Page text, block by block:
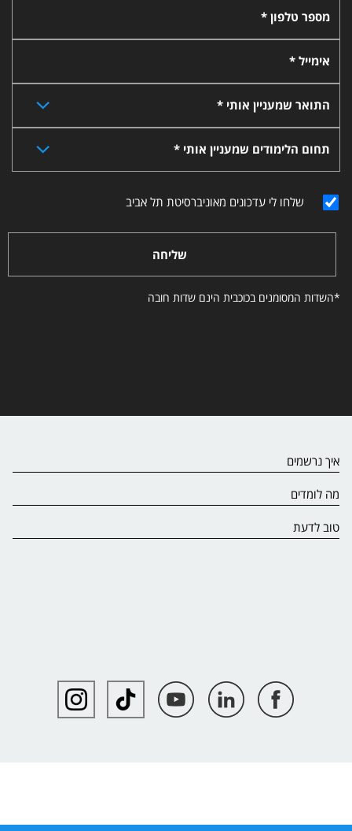
מספר טלפון *
אימייל *
התואר שמעניין אותי *
תחום הלימודים שמעניין אותי *
שלחו לי עדכונים מאוניברסיטת תל אביב
שליחה
*השדות המסומנים בכוכבית הינם שדות חובה
איך נרשמים
מה לומדים
טוב לדעת